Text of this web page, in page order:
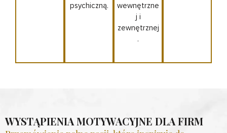
psychiczną.
wewnętrzne
j i
zewnętrznej
.
WYSTĄPIENIA MOTYWACYJNE DLA FIRM